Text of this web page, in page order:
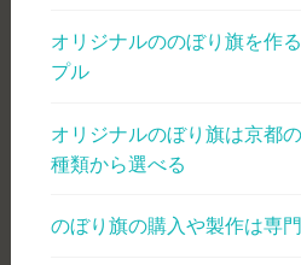
オリジナルののぼり旗を作
プル
オリジナルのぼり旗は京都
種類から選べる
のぼり旗の購入や製作は専